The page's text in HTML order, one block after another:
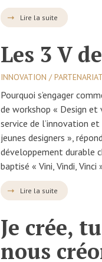
Lire la suite
Les 3 V
INNOVATION / PARTENARIAT
Pourquoi s’engager
de workshop « Design
service de l’innovation
jeunes designers »,
développement durable
baptisé « Vini, Vindi,
Lire la suite
Je crée,
nous